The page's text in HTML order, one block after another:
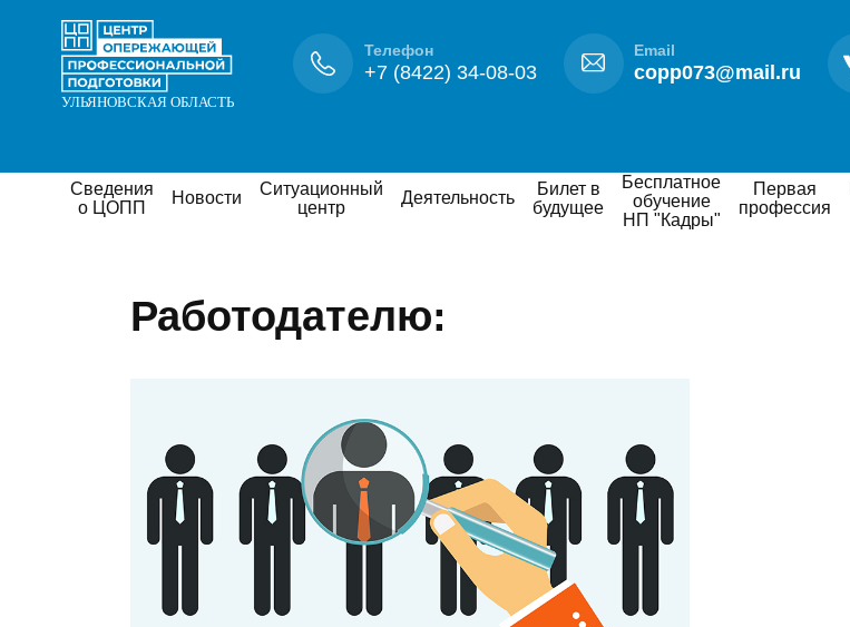
Телефон
+7 (8422) 34-08-03
Email
copp073@mail.ru
Сведения
о ЦОПП
Новости
Ситуационный
центр
Деятельность
Билет в
будущее
Бесплатное
обучение
НП "Кадры"
Первая
профессия
Работодателю: